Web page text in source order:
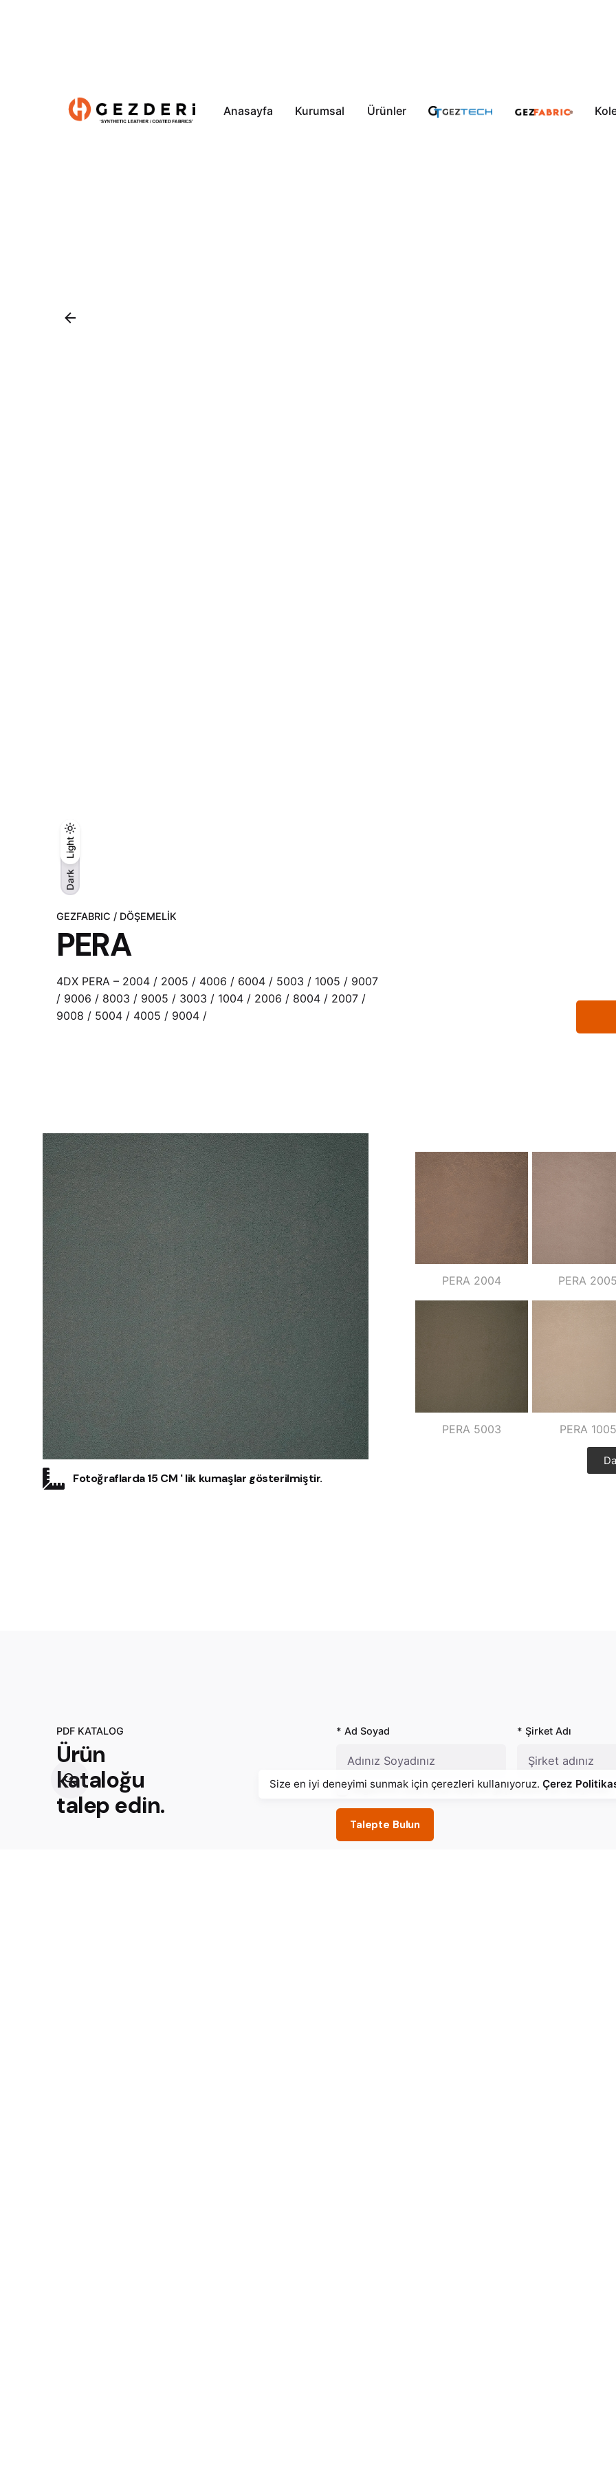
Dark
Light
Dark
Light
Anasayfa Kurumsal Ürünler
GEZFABRIC / DÖŞEMELIK
PERA
4DX PERA – 2004 / 2005 / 4006 / 6004 / 5003 / 1005 / 9007
/ 9006 / 8003 / 9005 / 3003 / 1004 / 2006 / 8004 / 2007 /
9008 / 5004 / 4005 / 9004 /
Fotoğraflarda 15 CM ' lik kumaşlar gösterilmiştir.
PERA 2004 PERA 2005
PERA 5003 PERA 1005
PDF KATALOG
Ürün
kataloğu
talep edin.
* Ad Soyad * Şirket Adı
Bilgilerimin kullanılarak iletişime geçilmesine izin veriyorum.
Talepte Bulun
Size en iyi deneyimi sunmak için çerezleri kullanıyoruz. Çerez